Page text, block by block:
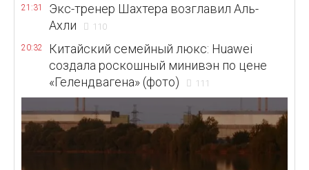
21:31
Экс-тренер Шахтера возглавил Аль-
Ахли
110
20:32
Китайский семейный люкс: Huawei
создала роскошный минивэн по цене
«Гелендвагена» (фото)
111